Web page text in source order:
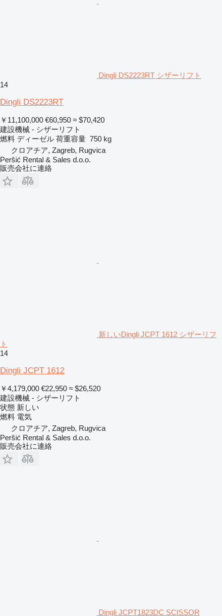
Dingli DS2223RT シザーリフト
14
Dingli DS2223RT
￥11,100,000 €60,950 ≈ $70,420
建設機械 - シザーリフト
燃料 ディーゼル 荷重容量 750 kg
クロアチア, Zagreb, Rugvica
Peršić Rental & Sales d.o.o.
販売会社に連絡
新しいDingli JCPT 1612 シザーリフ
ト
14
Dingli JCPT 1612
￥4,179,000 €22,950 ≈ $26,520
建設機械 - シザーリフト
状態 新しい
燃料 電気
クロアチア, Zagreb, Rugvica
Peršić Rental & Sales d.o.o.
販売会社に連絡
Dingli JCPT1823DC SCISSOR